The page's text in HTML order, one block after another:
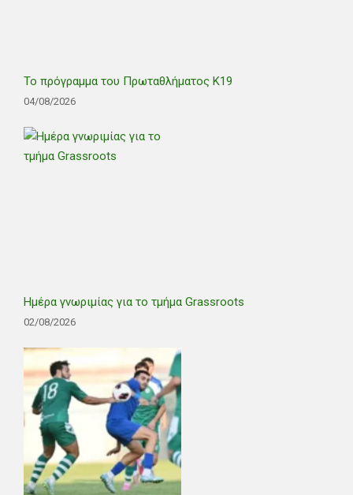
Το πρόγραμμα του Πρωταθλήματος Κ19
04/08/2026
Ημέρα γνωριμίας για το τμήμα Grassroots
02/08/2026